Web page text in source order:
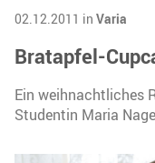
02.12.2011 in Varia
Bratapfel-
Ein weihnachtliches
Studentin Maria